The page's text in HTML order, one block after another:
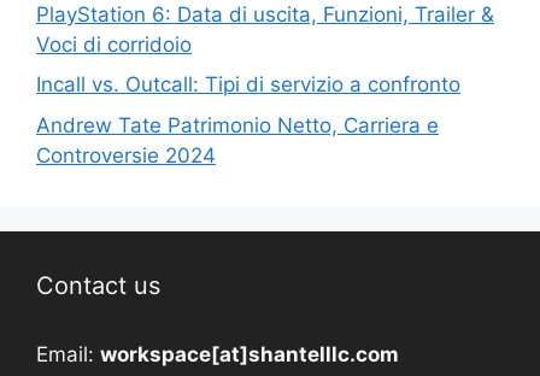
PlayStation 6: Data di uscita, Funzioni, Trailer &
Voci di corridoio
Incall vs. Outcall: Tipi di servizio a confronto
Andrew Tate Patrimonio Netto, Carriera e
Controversie 2024
Contact us
Email: workspace[at]shantelllc.com